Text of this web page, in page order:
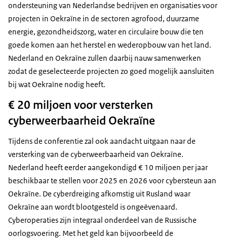
ondersteuning van Nederlandse bedrijven en organisaties voor
projecten in Oekraïne in de sectoren agrofood, duurzame
energie, gezondheidszorg, water en circulaire bouw die ten
goede komen aan het herstel en wederopbouw van het land.
Nederland en Oekraïne zullen daarbij nauw samenwerken
zodat de geselecteerde projecten zo goed mogelijk aansluiten
bij wat Oekraïne nodig heeft.
€ 20 miljoen voor versterken
cyberweerbaarheid Oekraïne
Tijdens de conferentie zal ook aandacht uitgaan naar de
versterking van de cyberweerbaarheid van Oekraïne.
Nederland heeft eerder aangekondigd € 10 miljoen per jaar
beschikbaar te stellen voor 2025 en 2026 voor cybersteun aan
Oekraïne. De cyberdreiging afkomstig uit Rusland waar
Oekraïne aan wordt blootgesteld is ongeëvenaard.
Cyberoperaties zijn integraal onderdeel van de Russische
oorlogsvoering. Met het geld kan bijvoorbeeld de